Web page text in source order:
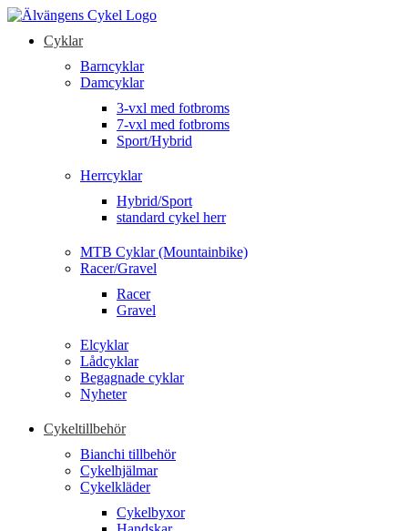
Cyklar
Barncyklar
Damcyklar
3-vxl med fotbroms
7-vxl med fotbroms
Sport/Hybrid
Herrcyklar
Hybrid/Sport
standard cykel herr
MTB Cyklar (Mountainbike)
Racer/Gravel
Racer
Gravel
Elcyklar
Lådcyklar
Begagnade cyklar
Nyheter
Cykeltillbehör
Bianchi tillbehör
Cykelhjälmar
Cykelkläder
Cykelbyxor